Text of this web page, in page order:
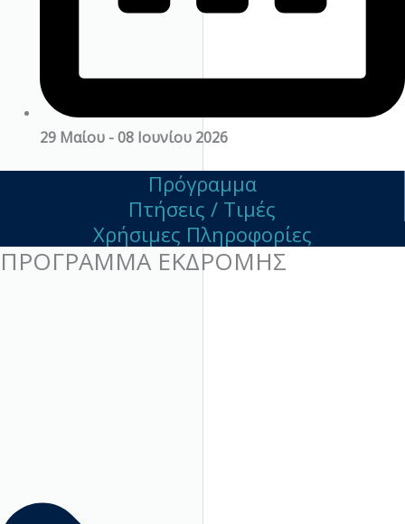
29 Μαίου - 08 Ιουνίου 2026
Πρόγραμμα
Πτήσεις / Τιμές
Χρήσιμες Πληροφορίες
ΠΡΟΓΡΑΜΜΑ ΕΚΔΡΟΜΗΣ